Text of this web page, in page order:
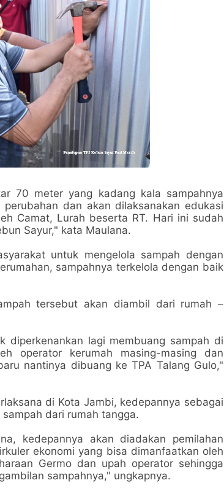
70 meter yang kadang kala sampahnya
dan akan dilaksanakan edukasi
Camat, Lurah beserta RT. Hari ini sudah
Sayur," kata Maulana.
untuk mengelola sampah dengan
sampahnya terkelola dengan baik
tersebut akan diambil dari rumah –
diperkenankan lagi membuang sampah di
operator kerumah masing-masing dan
nantinya dibuang ke TPA Talang Gulo,"
di Kota Jambi, kedepannya sebagai
dari rumah tangga.
kedepannya akan diadakan pemilahan
ekonomi yang bisa dimanfaatkan oleh
Germo dan upah operator sehingga
sampahnya," ungkapnya.